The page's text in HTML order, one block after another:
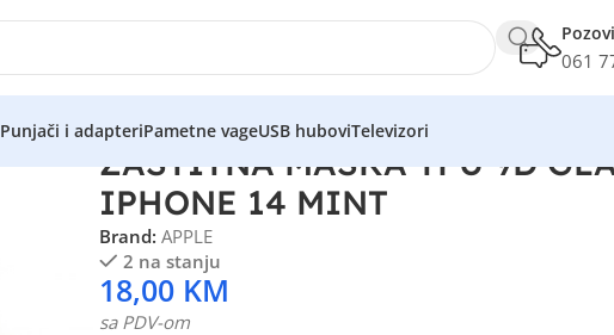
061
Punjači i adapteriPametne vageUSB huboviTelevizori
ZAŠTITNA MASKA TPU 9D
IPHONE 14 MINT
Brand: APPLE
2 na stanju
18,00 KM
sa PDV-om